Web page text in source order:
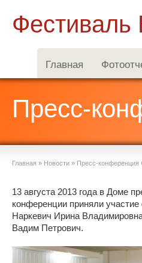
Фестиваль
Главная
Пресс-
Главная » Новости » Пресс-конференция
13 августа 2013 года в Доме
конференции приняли
Наркевич Ирина
Вадим Петрович.